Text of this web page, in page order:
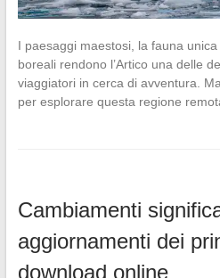
I paesaggi maestosi, la fauna
boreali rendono l’Artico una delle
viaggiatori in cerca di avventura.
per esplorare questa regione
Cambiamenti
aggiornamenti dei
download online